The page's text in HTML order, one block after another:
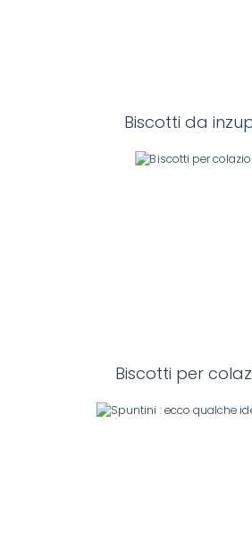
Biscotti da
Biscotti per